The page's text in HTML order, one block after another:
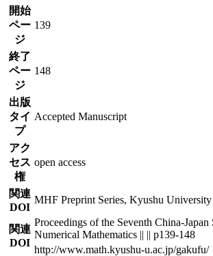
開始
ペー
ジ
139
終了
ペー
ジ
148
出版
タイ
プ
Accepted Manuscript
アク
セス
権
open access
関連
DOI
MHF Preprint Series, Kyushu
関連
DOI
Proceedings of the Seventh China-Japan
Numerical Mathematics || || p139-148
http://www.math.kyushu-u.ac.jp/gakufu/